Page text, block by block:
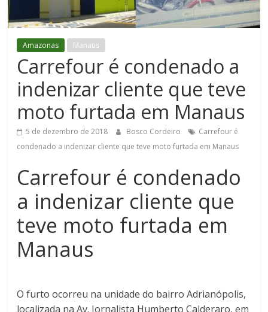
Figueiredo
Amazonas Manaus
Carrefour é condenado a
indenizar cliente que teve
moto furtada em Manaus
5 de dezembro de 2018 Bosco Cordeiro
Carrefour é
condenado a indenizar cliente que teve moto furtada em Manaus
Carrefour é condenado
a indenizar cliente que
teve moto furtada em
Manaus
O furto ocorreu na unidade do bairro Adrianópolis,
localizada na Av. Jornalista Humberto Calderaro, em